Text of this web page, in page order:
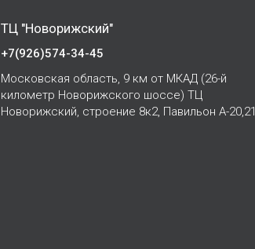
ТЦ "Новорижский"
+7(926)574-34-45
Московская область, 9 км от МКАД (26-й
километр Новорижского шоссе) ТЦ
Новорижский, строение 8к2, Павильон А-20,21